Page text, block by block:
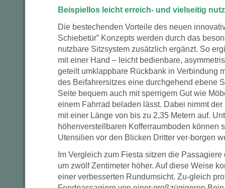
Beispiellos leicht erreich- und vielseitig
Die bestechenden Vorteile des neuen
Schiebetür” Konzepts werden durch das
nutzbare Sitzsystem zusätzlich ergänzt. So
mit einer Hand – leicht bedienbare,
geteilt umklappbare Rückbank in Verbindung
des Beifahrersitzes eine durchgehend ebene
Seite bequem auch mit sperrigem Gut wie
einem Fahrrad beladen lässt. Dabei nimmt
mit einer Länge von bis zu 2,35 Metern auf.
höhenverstellbaren Kofferraumboden können
Utensilien vor den Blicken Dritter ver-borgen
Im Vergleich zum Fiesta sitzen die
um zwölf Zentimeter höher. Auf diese Weise
einer verbesserten Rundumsicht. Zu-gleich